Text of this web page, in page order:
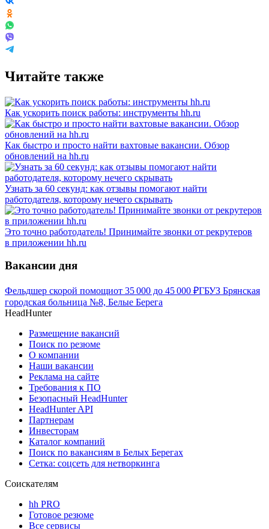
Читайте также
Как ускорить поиск работы: инструменты hh.ru
Как быстро и просто найти вахтовые вакансии. Обзор
обновлений на hh.ru
Узнать за 60 секунд: как отзывы помогают найти
работодателя, которому нечего скрывать
Это точно работодатель! Принимайте звонки от рекрутеров
в приложении hh.ru
Вакансии дня
Фельдшер скорой помощиот 35 000 до 45 000 ₽ГБУЗ Брянская
городская больница №8, Белые Берега
HeadHunter
Размещение вакансий
Поиск по резюме
О компании
Наши вакансии
Реклама на сайте
Требования к ПО
Безопасный HeadHunter
HeadHunter API
Партнерам
Инвесторам
Каталог компаний
Поиск по вакансиям в Белых Берегах
Сетка: соцсеть для нетворкинга
Соискателям
hh PRO
Готовое резюме
Все сервисы